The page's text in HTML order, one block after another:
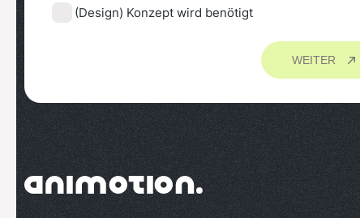
(Design) Konzept wird benötigt
WEITER